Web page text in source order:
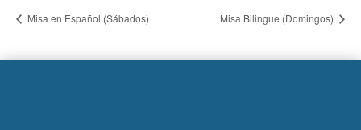
Misa en Español (Sábados) Misa Bilingue (Domingos)